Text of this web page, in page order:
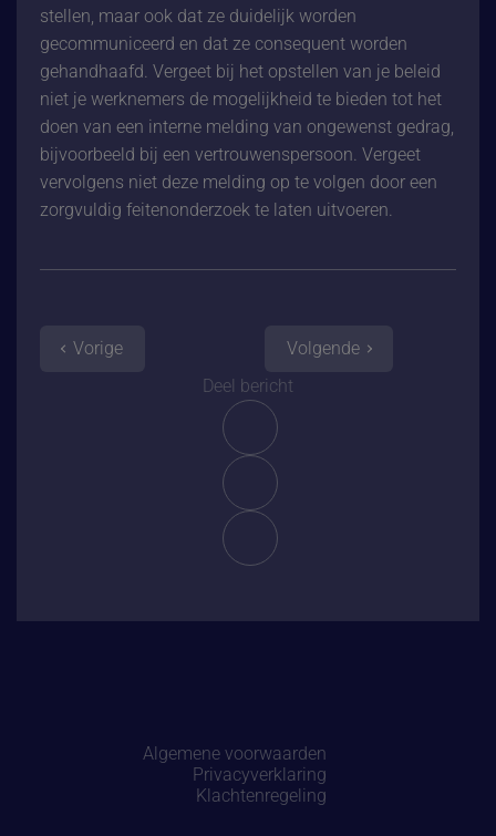
stellen, maar ook dat ze duidelijk worden
gecommuniceerd en dat ze consequent worden
gehandhaafd. Vergeet bij het opstellen van je beleid
niet je werknemers de mogelijkheid te bieden tot het
doen van een interne melding van ongewenst gedrag,
bijvoorbeeld bij een vertrouwenspersoon. Vergeet
vervolgens niet deze melding op te volgen door een
zorgvuldig feitenonderzoek te laten uitvoeren.
Vorige
Deel bericht
Volgende
Algemene voorwaarden
Privacyverklaring
Klachtenregeling